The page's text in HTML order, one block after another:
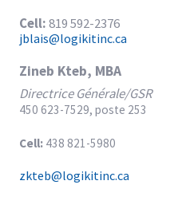
Cell:819 592-2376
jblais@logikitinc.ca
Zineb Kteb, MBA
Directrice Générale/GSR
450 623-7529, poste 253
Cell: 438 821-5980
zkteb@logikitinc.ca